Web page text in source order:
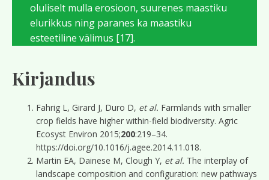
oluliselt mulla erosioon, suurenes maastiku
elurikkus ning paranes ka maastiku
esteetiline välimus [17].
Kirjandus
Fahrig L, Girard J, Duro D, et al. Farmlands with smaller
crop fields have higher within-field biodiversity. Agric
Ecosyst Environ 2015;200:219–34.
https://doi.org/10.1016/j.agee.2014.11.018.
Martin EA, Dainese M, Clough Y, et al. The interplay of
landscape composition and configuration: new pathways